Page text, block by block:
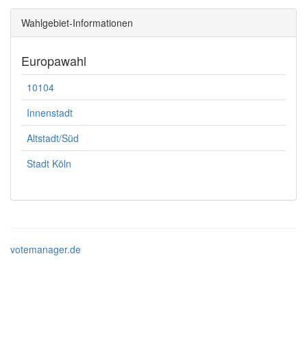
Wahlgebiet-Informationen
Europawahl
10104
Innenstadt
Altstadt/Süd
Stadt Köln
votemanager.de